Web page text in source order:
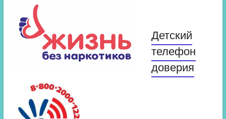
Детский
телефон
доверия